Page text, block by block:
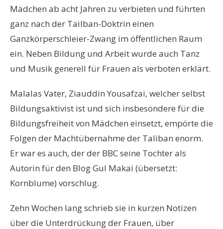
Mädchen ab acht Jahren zu verbieten und führten
ganz nach der Tailban-Doktrin einen
Ganzkörperschleier-Zwang im öffentlichen Raum
ein. Neben Bildung und Arbeit wurde auch Tanz
und Musik generell für Frauen als verboten erklärt.
Malalas Vater, Ziauddin Yousafzai, welcher selbst
Bildungsaktivist ist und sich insbesondere für die
Bildungsfreiheit von Mädchen einsetzt, empörte die
Folgen der Machtübernahme der Taliban enorm.
Er war es auch, der der BBC seine Tochter als
Autorin für den Blog Gul Makai (übersetzt:
Kornblume) vorschlug.
Zehn Wochen lang schrieb sie in kurzen Notizen
über die Unterdrückung der Frauen, über